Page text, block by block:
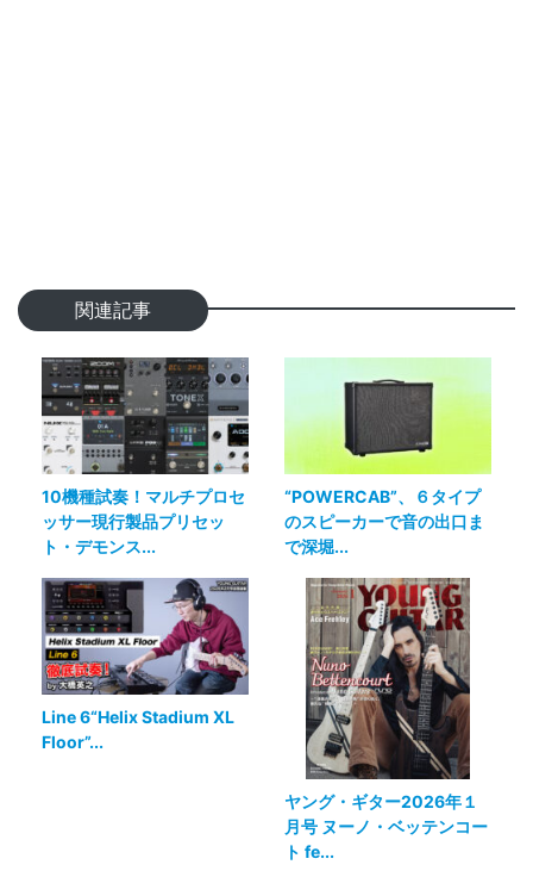
関連記事
10機種試奏！マルチプロセ
ッサー現行製品プリセッ
ト・デモンス...
“POWERCAB”、６タイプ
のスピーカーで音の出口ま
で深堀...
Line 6“Helix Stadium XL
Floor”...
ヤング・ギター2026年１
月号 ヌーノ・ベッテンコー
ト fe...